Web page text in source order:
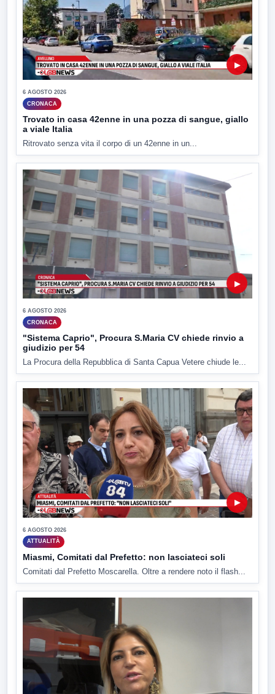
▶
6 AGOSTO 2026
CRONACA
Trovato in casa 42enne in una pozza di sangue, giallo
a viale Italia
Ritrovato senza vita il corpo di un 42enne in un...
▶
6 AGOSTO 2026
CRONACA
"Sistema Caprio", Procura S.Maria CV chiede rinvio a
giudizio per 54
La Procura della Repubblica di Santa Capua Vetere chiude le...
▶
6 AGOSTO 2026
ATTUALITÀ
Miasmi, Comitati dal Prefetto: non lasciateci soli
Comitati dal Prefetto Moscarella. Oltre a rendere noto il flash...